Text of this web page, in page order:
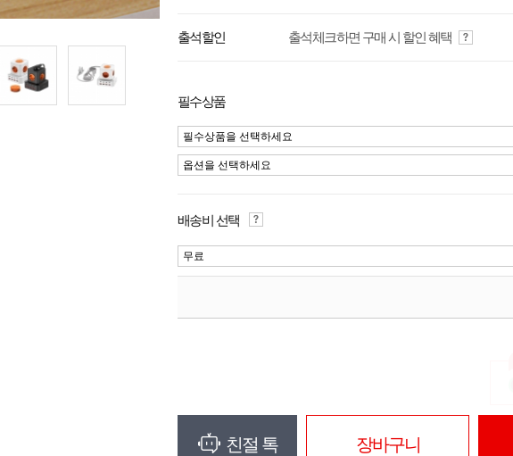
출석할인 출석체크하면 구매 시 할인 혜택
필수상품
필수상품을 선택하세요
옵션을 선택하세요
배송비 선택
무료
친절 톡 장바구니